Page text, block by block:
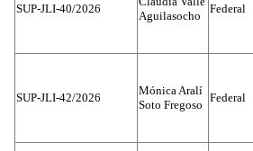
SUP-JLI-40/2026
Aguilasocho
Federal
SUP-JLI-42/2026
Mónica Aralí
Soto Fregoso
Federal